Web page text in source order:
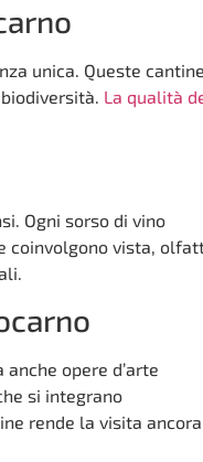
unica. Queste
La qualità
Ogni sorso di vino
coinvolgono vista,
opere d’arte
si integrano
rende la visita